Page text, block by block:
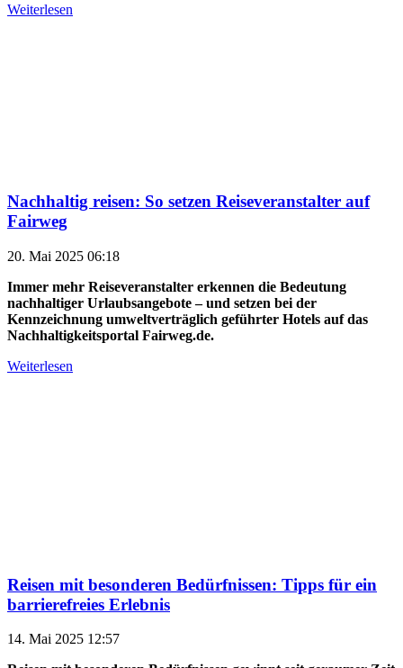
Weiterlesen
Nachhaltig reisen: So setzen Reiseveranstalter auf
Fairweg
20. Mai 2025 06:18
Immer mehr Reiseveranstalter erkennen die Bedeutung
nachhaltiger Urlaubsangebote – und setzen bei der
Kennzeichnung umweltverträglich geführter Hotels auf das
Nachhaltigkeitsportal Fairweg.de.
Weiterlesen
Reisen mit besonderen Bedürfnissen: Tipps für ein
barrierefreies Erlebnis
14. Mai 2025 12:57